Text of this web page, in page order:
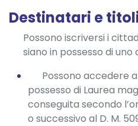
Destinatari e
Possono iscriversi i
siano in possesso di uno
Possono accedere
possesso di Laurea
conseguita secondo
o successivo al D. M.